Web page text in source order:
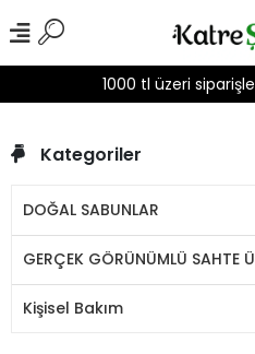
1000 tl üzeri
Kategoriler
DOĞAL SABUNLAR
GERÇEK GÖRÜNÜMLÜ SAHTE
Kişisel Bakım